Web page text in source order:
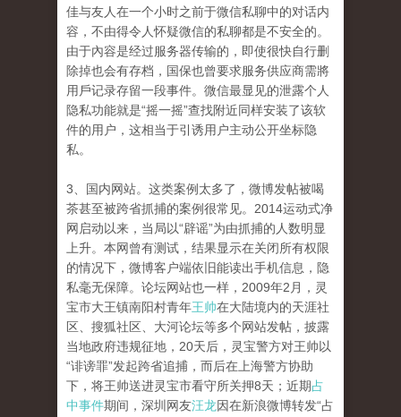
佳与友人在一个小时之前于微信私聊中的对话内
容，不由得令人怀疑微信的私聊都是不安全的。
由于內容是经过服务器传输的，即使很快自行删
除掉也会有存档，国保也曾要求服务供应商需將
用戶记录存留一段事件。微信最显见的泄露个人
隐私功能就是“摇一摇”查找附近同样安装了该软
件的用户，这相当于引诱用户主动公开坐标隐
私。
3、国内网站。这类案例太多了，微博发帖被喝
茶甚至被跨省抓捕的案例很常见。2014运动式净
网启动以来，当局以“辟谣”为由抓捕的人数明显
上升。本网曾有测试，结果显示在关闭所有权限
的情况下，微博客户端依旧能读出手机信息，隐
私毫无保障。论坛网站也一样，2009年2月，灵
宝市大王镇南阳村青年王帅在大陆境内的天涯社
区、搜狐社区、大河论坛等多个网站发帖，披露
当地政府违规征地，20天后，灵宝警方对王帅以
“诽谤罪”发起跨省追捕，而后在上海警方协助
下，将王帅送进灵宝市看守所关押8天；近期占
中事件期间，深圳网友汪龙因在新浪微博转发“占